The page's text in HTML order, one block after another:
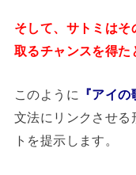
そして、サトミは
取るチャンスを得た
このように 『アイ
文法にリンクさせる
トを提示します。